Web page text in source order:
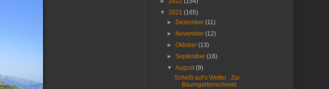
▼ 2021 (165)
►
Dezember(11)
►
November(12)
►Oktober(13)
►September(16)
▼August(9)
Scheiß auf’s Wetter : Zur
Baumgartenschneid